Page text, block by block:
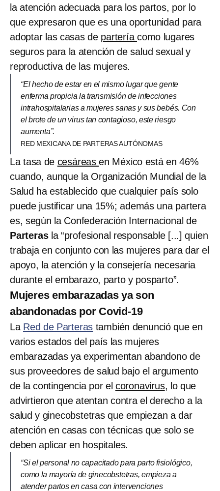
la atención adecuada para los partos, por lo
que expresaron que es una oportunidad para
adoptar las casas de parteríacomo lugares
seguros para la atención de salud sexual y
reproductiva de las mujeres.
“El hecho de estar en el mismo lugar que gente
enferma propicia la transmisión de infecciones
intrahospitalarias a mujeres sanas y sus bebés. Con
el brote de un virus tan contagioso, este riesgo
aumenta”.
RED MEXICANA DE PARTERAS AUTÓNOMAS
La tasa de cesáreasen México está en 46%
cuando, aunque la Organización Mundial de la
Salud ha establecido que cualquier país solo
puede justificar una 15%; además una partera
es, según la Confederación Internacional de
Parteras la “profesional responsable [...] quien
trabaja en conjunto con las mujeres para dar el
apoyo, la atención y la consejería necesaria
durante el embarazo, parto y posparto”.
Mujeres embarazadas ya son
abandonadas por Covid-19
La Red de Parteras también denunció que en
varios estados del país las mujeres
embarazadas ya experimentan abandono de
sus proveedores de salud bajo el argumento
de la contingencia por el coronavirus, lo que
advirtieron que atentan contra el derecho a la
salud y ginecobstetras que empiezan a dar
atención en casas con técnicas que solo se
deben aplicar en hospitales.
“Si el personal no capacitado para parto fisiológico,
como la mayoría de ginecobstetras, empieza a
atender partos en casa con intervenciones